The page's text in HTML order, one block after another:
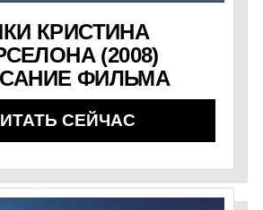
КРИСТИНА
(2008)
ФИЛЬМА
СЕЙЧАС